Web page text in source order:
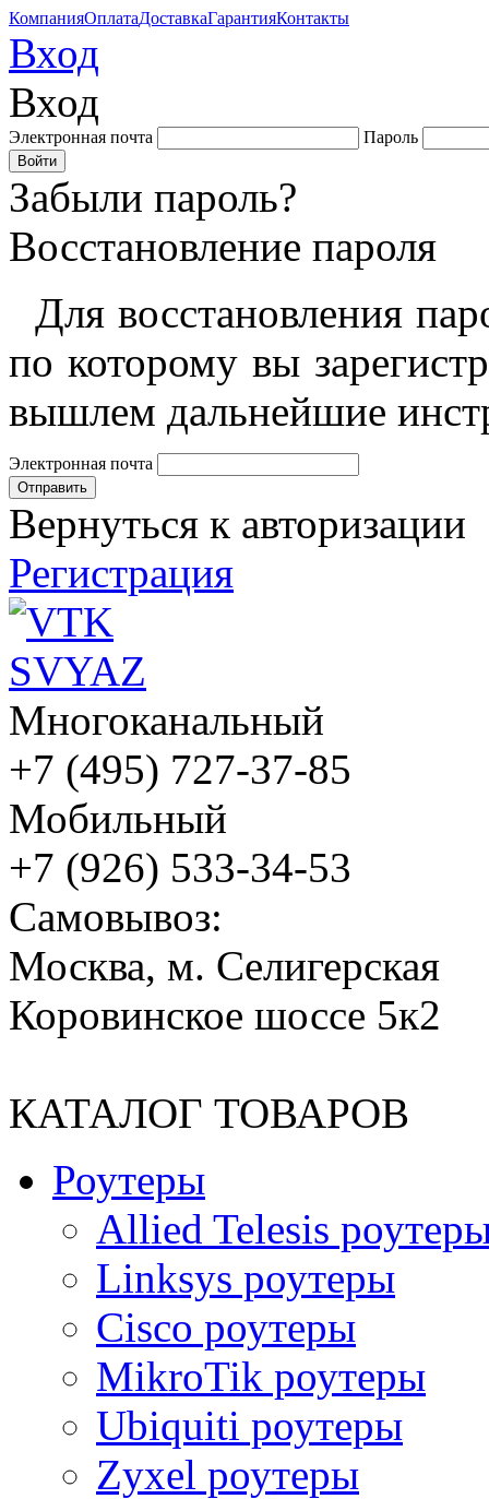
КомпанияОплатаДоставкаГарантияКонтакты
Вход
Вход
Электронная почта Пароль
Забыли пароль?
Восстановление пароля
Для восстановления
по которому вы
вышлем дальнейшие
Электронная почта
Вернуться к авторизации
Регистрация
Многоканальный
+7 (495) 727-37-85
Мобильный
+7 (926) 533-34-53
Cамовывоз:
Москва, м. Селигерская
Коровинское шоссе 5к2
КАТАЛОГ ТОВАРОВ
Роутеры
Allied Telesis
Linksys роутеры
Cisco роутеры
MikroTik роутеры
Ubiquiti роутеры
Zyxel роутеры